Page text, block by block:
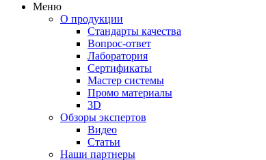
Меню
О продукции
Стандарты качества
Вопрос-ответ
Лаборатория
Сертификаты
Мастер системы
Промо материалы
3D
Обзоры экспертов
Видео
Статьи
Наши партнеры